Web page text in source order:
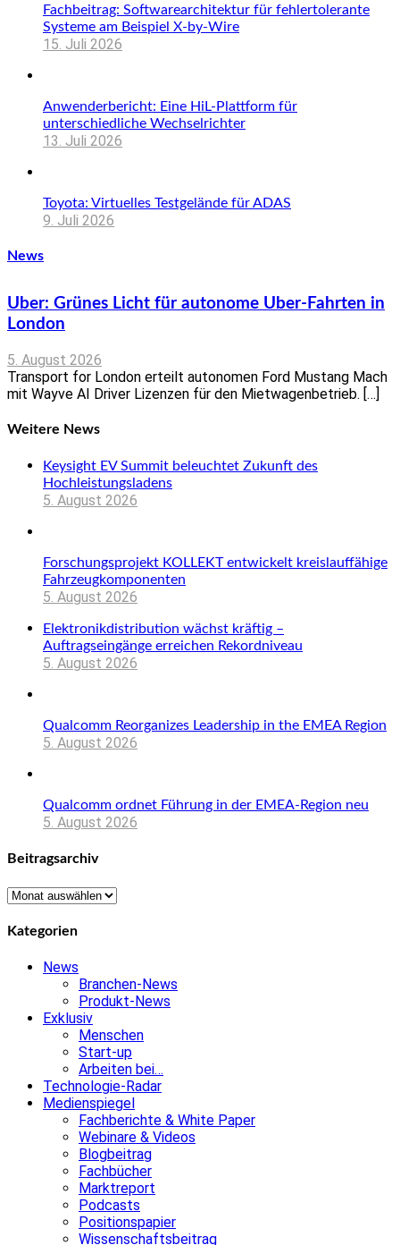
Fachbeitrag: Softwarearchitektur für fehlertolerante
Systeme am Beispiel X-by-Wire
15. Juli 2026
Anwenderbericht: Eine HiL-Plattform für
unterschiedliche Wechselrichter
13. Juli 2026
Toyota: Virtuelles Testgelände für ADAS
9. Juli 2026
News
Uber: Grünes Licht für autonome Uber-Fahrten in
London
5. August 2026
Transport for London erteilt autonomen Ford Mustang Mach
mit Wayve AI Driver Lizenzen für den Mietwagenbetrieb. […]
Weitere News
Keysight EV Summit beleuchtet Zukunft des
Hochleistungsladens
5. August 2026
Forschungsprojekt KOLLEKT entwickelt kreislauffähige
Fahrzeugkomponenten
5. August 2026
Elektronikdistribution wächst kräftig –
Auftragseingänge erreichen Rekordniveau
5. August 2026
Qualcomm Reorganizes Leadership in the EMEA Region
5. August 2026
Qualcomm ordnet Führung in der EMEA-Region neu
5. August 2026
Beitragsarchiv
Beitragsarchiv
Kategorien
News
Branchen-News
Produkt-News
Exklusiv
Menschen
Start-up
Arbeiten bei…
Technologie-Radar
Medienspiegel
Fachberichte & White Paper
Webinare & Videos
Blogbeitrag
Fachbücher
Marktreport
Podcasts
Positionspapier
Wissenschaftsbeitrag